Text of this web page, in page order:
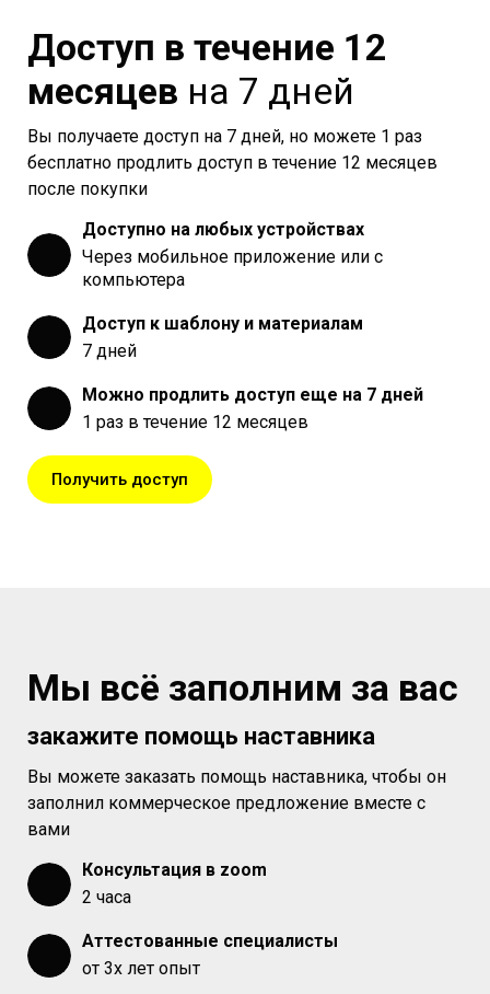
Доступ в течение 12
месяцев на 7 дней
Вы получаете доступ на 7 дней, но можете 1 раз
бесплатно продлить доступ в течение 12 месяцев
после покупки
Доступно на любых устройствах
Через мобильное приложение или с
компьютера
Доступ к шаблону и материалам
7 дней
Можно продлить доступ еще на 7 дней
1 раз в течение 12 месяцев
Получить доступ
Мы всё заполним за вас
закажите помощь наставника
Вы можете заказать помощь наставника, чтобы он
заполнил коммерческое предложение вместе с
вами
Консультация в zoom
2 часа
Аттестованные специалисты
от 3х лет опыт